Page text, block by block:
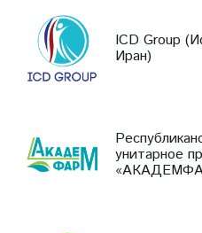
ICD Group
Иран)
унитарное